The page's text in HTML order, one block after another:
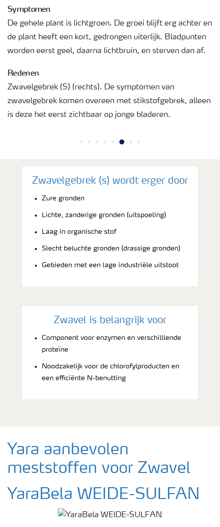
Symptomen
De gehele plant is lichtgroen. De groei blijft erg achter en
de plant heeft een kort, gedrongen uiterlijk. Bladpunten
worden eerst geel, daarna lichtbruin, en sterven dan af.
Redenen
Zwavelgebrek (S) (rechts). De symptomen van
zwavelgebrek komen overeen met stikstofgebrek, alleen
is deze het eerst zichtbaar op jonge bladeren.
Zwavelgebrek (s) wordt erger door
Zure gronden
Lichte, zanderige gronden (uitspoeling)
Laag in organische stof
Slecht beluchte gronden (drassige gronden)
Gebieden met een lage industriële uitstoot
Zwavel is belangrijk voor
Component voor enzymen en verschilllende
proteïne
Noodzakelijk voor de chlorofylproducten en
een efficiënte N-benutting
Yara aanbevolen
meststoffen voor Zwavel
YaraBela WEIDE-SULFAN